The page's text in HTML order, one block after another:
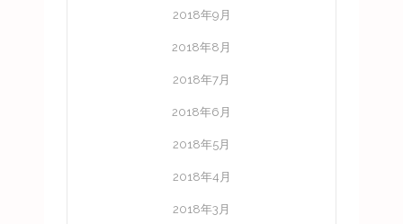
2018年9月
2018年8月
2018年7月
2018年6月
2018年5月
2018年4月
2018年3月